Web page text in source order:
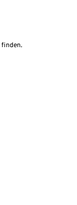
finden.